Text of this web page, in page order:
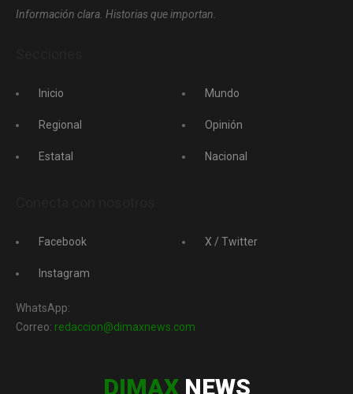
Información clara. Historias que importan.
Inicio
Regional
Estatal
Mundo
Opinión
Nacional
Facebook
Instagram
X / Twitter
WhatsApp:
Correo: redaccion@dimaxnews.com
DIMAXNEWS